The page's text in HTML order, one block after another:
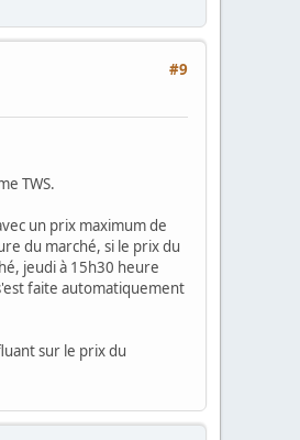
#9
TWS.
un prix maximum de
du marché, si le prix du
jeudi à 15h30 heure
faite automatiquement
sur le prix du